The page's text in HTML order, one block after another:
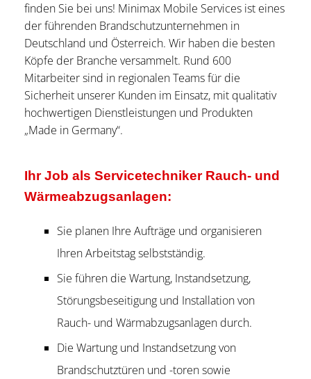
finden Sie bei uns! Minimax Mobile Services ist eines
der führenden Brandschutzunternehmen in
Deutschland und Österreich. Wir haben die besten
Köpfe der Branche versammelt. Rund 600
Mitarbeiter sind in regionalen Teams für die
Sicherheit unserer Kunden im Einsatz, mit qualitativ
hochwertigen Dienstleistungen und Produkten
„Made in Germany“.
Ihr Job als Servicetechniker Rauch- und
Wärmeabzugsanlagen:
Sie planen Ihre Aufträge und organisieren
Ihren Arbeitstag selbstständig.
Sie führen die Wartung, Instandsetzung,
Störungsbeseitigung und Installation von
Rauch- und Wärmabzugsanlagen durch.
Die Wartung und Instandsetzung von
Brandschutztüren und -toren sowie